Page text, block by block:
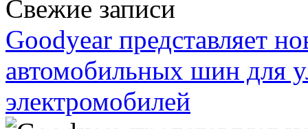
Свежие записи
Goodyear представляет
автомобильных шин для
электромобилей